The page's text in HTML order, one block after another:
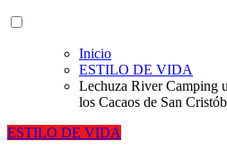
Inicio
ESTILO DE VIDA
Lechuza River Camping
los Cacaos de San
ESTILO DE VIDA